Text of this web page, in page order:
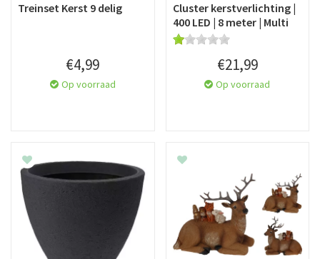
Treinset Kerst 9 delig
€4,99
Op voorraad
Cluster kerstverlichting |
400 LED | 8 meter | Multi
€21,99
Op voorraad